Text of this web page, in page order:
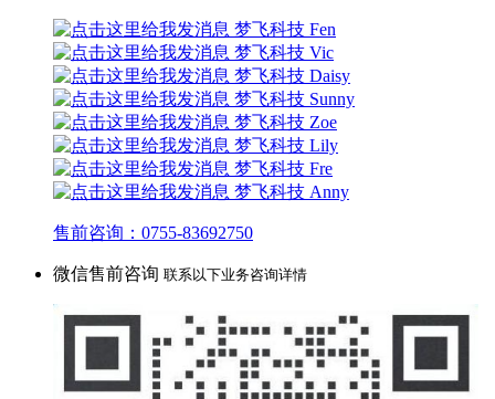
梦飞科技 Fen
梦飞科技 Vic
梦飞科技 Daisy
梦飞科技 Sunny
梦飞科技 Zoe
梦飞科技 Lily
梦飞科技 Fre
梦飞科技 Anny
售前咨询：0755-83692750
微信售前咨询 联系以下业务咨询详情